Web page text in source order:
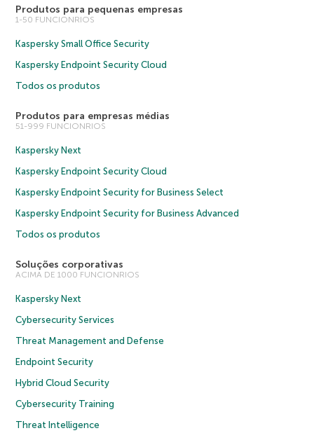
Produtos para pequenas empresas
1-50 FUNCIONRIOS
Kaspersky Small Office Security
Kaspersky Endpoint Security Cloud
Todos os produtos
Produtos para empresas médias
51-999 FUNCIONRIOS
Kaspersky Next
Kaspersky Endpoint Security Cloud
Kaspersky Endpoint Security for Business Select
Kaspersky Endpoint Security for Business Advanced
Todos os produtos
Soluções corporativas
ACIMA DE 1000 FUNCIONRIOS
Kaspersky Next
Cybersecurity Services
Threat Management and Defense
Endpoint Security
Hybrid Cloud Security
Cybersecurity Training
Threat Intelligence